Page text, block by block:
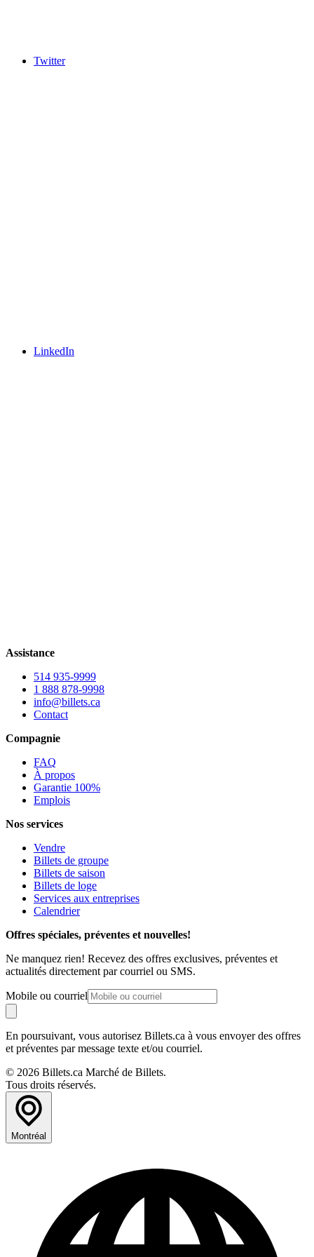
Twitter
LinkedIn
Assistance
514 935-9999
1 888 878-9998
info@billets.ca
Contact
Compagnie
FAQ
À propos
Garantie 100%
Emplois
Nos services
Vendre
Billets de groupe
Billets de saison
Billets de loge
Services aux entreprises
Calendrier
Offres spéciales, préventes et nouvelles!
Ne manquez rien! Recevez des offres exclusives, préventes et
actualités directement par courriel ou SMS.
Mobile ou courriel
En poursuivant, vous autorisez Billets.ca à vous envoyer des offres
et préventes par message texte et/ou courriel.
© 2026 Billets.ca Marché de Billets.
Tous droits réservés.
Montréal